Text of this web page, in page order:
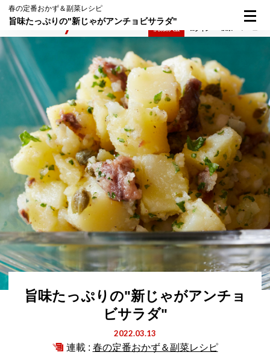
春の定番おかず＆副菜レシピ
旨味たっぷりの"新じゃがアンチョビサラダ"
旨味たっぷりの"新じゃがアンチョ
ビサラダ"
2022.03.13
連載 : 春の定番おかず＆副菜レシピ